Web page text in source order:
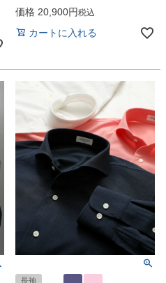
価格 20,900 税込
カートに入れる
長袖